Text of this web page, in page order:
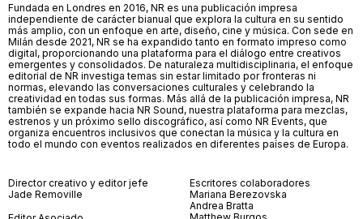
Fundada en Londres en 2016, NR es una publicación impresa
independiente de carácter bianual que explora la cultura en su sentido
más amplio, con un enfoque en arte, diseño, cine y música. Con sede en
Milán desde 2021, NR se ha expandido tanto en formato impreso como
digital, proporcionando una plataforma para el diálogo entre creativos
emergentes y consolidados. De naturaleza multidisciplinaria, el enfoque
editorial de NR investiga temas sin estar limitado por fronteras ni
normas, elevando las conversaciones culturales y celebrando la
creatividad en todas sus formas. Más allá de la publicación impresa, NR
también se expande hacia NR Sound, nuestra plataforma para mezclas,
estrenos y un próximo sello discográfico, así como NR Events, que
organiza encuentros inclusivos que conectan la música y la cultura en
todo el mundo con eventos realizados en diferentes países de Europa.
Director creativo y editor jefe
Jade Removille
Escritores colaboradores
Mariana Berezovska
Andrea Bratta